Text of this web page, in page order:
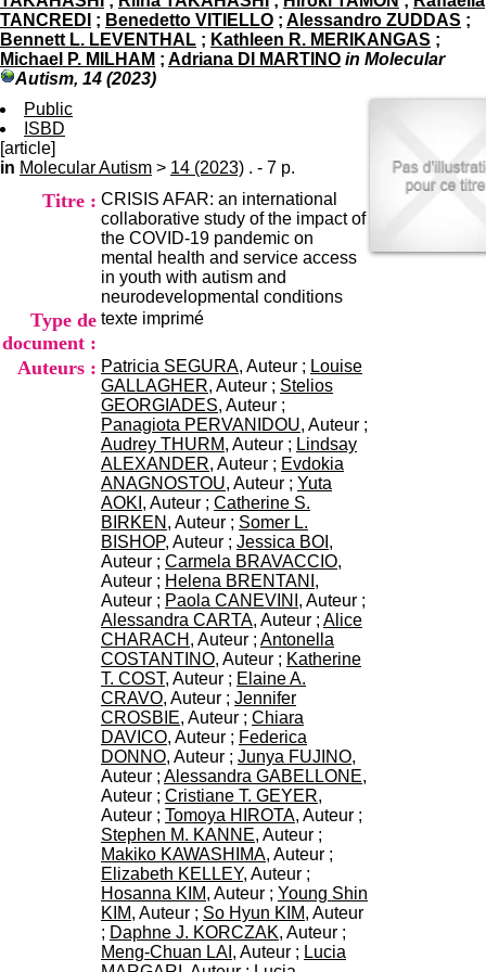
TANCREDI ; Benedetto VITIELLO ; Alessandro ZUDDAS ;
Bennett L. LEVENTHAL ; Kathleen R. MERIKANGAS ;
Michael P. MILHAM ; Adriana DI MARTINO in Molecular
Autism, 14 (2023)
Public
ISBD
[article]
in Molecular Autism > 14 (2023) . - 7 p.
Titre : CRISIS AFAR: an international
collaborative study of the impact of
the COVID-19 pandemic on
mental health and service access
in youth with autism and
neurodevelopmental conditions
Type de
document :
texte imprimé
Auteurs : Patricia SEGURA, Auteur ; Louise
GALLAGHER, Auteur ; Stelios
GEORGIADES, Auteur ;
Panagiota PERVANIDOU, Auteur ;
Audrey THURM, Auteur ; Lindsay
ALEXANDER, Auteur ; Evdokia
ANAGNOSTOU, Auteur ; Yuta
AOKI , Auteur ; Catherine S.
BIRKEN , Auteur ; Somer L.
BISHOP, Auteur ; Jessica BOI ,
Auteur ; Carmela BRAVACCIO,
Auteur ; Helena BRENTANI ,
Auteur ; Paola CANEVINI , Auteur ;
Alessandra CARTA, Auteur ; Alice
CHARACH , Auteur ; Antonella
COSTANTINO, Auteur ; Katherine
T. COST, Auteur ; Elaine A.
CRAVO, Auteur ; Jennifer
CROSBIE, Auteur ; Chiara
DAVICO, Auteur ; Federica
DONNO, Auteur ; Junya FUJINO,
Auteur ; Alessandra GABELLONE,
Auteur ; Cristiane T. GEYER,
Auteur ; Tomoya HIROTA, Auteur ;
Stephen M. KANNE, Auteur ;
Makiko KAWASHIMA, Auteur ;
Elizabeth KELLEY, Auteur ;
Hosanna KIM, Auteur ; Young Shin
KIM, Auteur ; So Hyun KIM, Auteur
; Daphne J. KORCZAK, Auteur ;
Meng-Chuan LAI , Auteur ; Lucia
i
o
n
d
R
ô
n
e
-
A
l
p
s
C
e
n
t
r
e
H
s
p
i
t
a
l
i
e
r
l
e
V
i
n
a
t
i
e
r
,
b
â
t